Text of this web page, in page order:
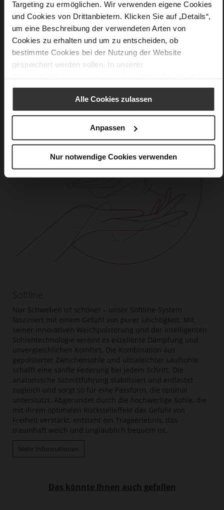
Targeting zu ermöglichen. Wir verwenden eigene Cookies
und Cookies von Drittanbietern. Klicken Sie auf „Details“,
um eine Beschreibung der verwendeten Arten von
Cookies zu erhalten und um zu entscheiden, ob
bestimmte Cookies bei der Nutzung der Website
gespeichert werden sollen. In unserer
Alle Cookies zulassen
Anpassen
Nur notwendige Cookies verwenden
Iron (6900)
Care
Softline
Nur Schweben ist schöner – unser Softline-System
fasziniert mit einem Gefühl von purer Leichtigkeit. Mit
seiner innovativen Weichpolsterung und der intelligenten
Sohlentechnologie vereint es exzellente Dämpfung und
unvergleichlichen Komfort. Die Kombination aus
gepolsterter Zwischensohle und ultraleichter Laufsohle
schafft eine sanfte Federung bei jedem Schritt. Die
anatomische Schnittführung stabilisiert und entlastet
zugleich und sorgt so für eine Passform, die optimal
unterstützt. Abgerundet durch die hochwertige Sohle, die
mit ihrem optimalen Rückstelleffekt das Gefühl von
Freiheit verstärkt, entsteht ein Trageerlebnis, das
traumhaft weich und unglaublich bequem ist.
Mehr Informationen
Das könnte Ihnen auch gefallen